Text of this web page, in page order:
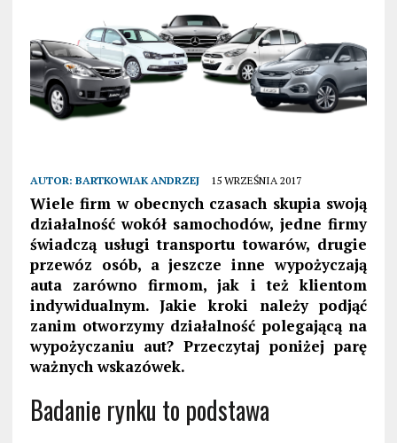
AUTOR: BARTKOWIAK ANDRZEJ 15 WRZEŚNIA 2017
Wiele firm w obecnych czasach skupia swoją
działalność wokół samochodów, jedne firmy
świadczą usługi transportu towarów, drugie
przewóz osób, a jeszcze inne wypożyczają
auta zarówno firmom, jak i też klientom
indywidualnym. Jakie kroki należy podjąć
zanim otworzymy działalność polegającą na
wypożyczaniu aut? Przeczytaj poniżej parę
ważnych wskazówek.
Badanie rynku to podstawa